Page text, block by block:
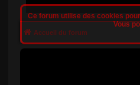
Accueil du forum
Ce forum utilise des cookies
Vous